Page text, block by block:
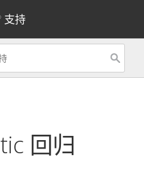
支持
回归